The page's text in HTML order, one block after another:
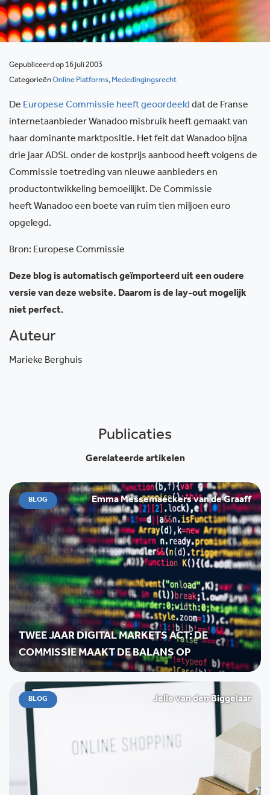
Gepubliceerd op 16 juli 2003
CategorieënOnline Platforms, Mededingingsrecht
De Europese Commissie heeft geoordeeld dat de Franse
internetaanbieder Wanadoo misbruik heeft gemaakt van
haar dominante marktpositie. Het feit dat Wanadoo bijna
drie jaar ADSL onder de kostprijs aanbood heeft volgens de
Commissie toetreding van nieuwe aanbieders en
productontwikkeling bemoeilijkt. De Commissie
heeft Wanadoo een boete van ruim tien miljoen euro
opgelegd.
Bron: Europese Commissie
Deze blog is automatisch geïmporteerd uit een oudere
versie van deze website. Daarom is de lay-out mogelijk
niet perfect.
Auteur
Marieke Berghuis
Publicaties
Gerelateerde artikelen
BLOG Emma Messemaeckers van de Graaff
TWEE JAAR DIGITAL MARKETS ACT: DE
COMMISSIE MAAKT DE BALANS OP
BLOG Jelle van den Biggelaar